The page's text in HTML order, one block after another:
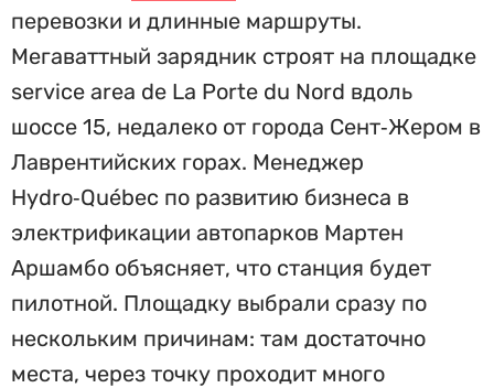
перевозки и длинные маршруты.
Мегаваттный зарядник строят на площадке
service area de La Porte du Nord вдоль
шоссе 15, недалеко от города Сент‑Жером в
Лаврентийских горах. Менеджер
Hydro‑Québec по развитию бизнеса в
электрификации автопарков Мартен
Аршамбо объясняет, что станция будет
пилотной. Площадку выбрали сразу по
нескольким причинам: там достаточно
места, через точку проходит много